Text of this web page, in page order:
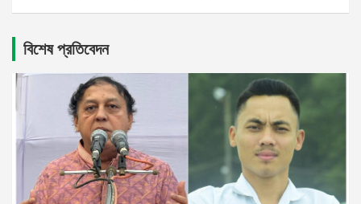
বিশেষ প্রতিবেদন